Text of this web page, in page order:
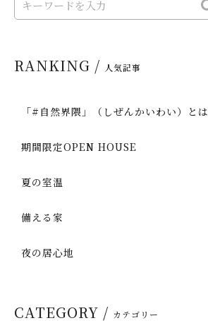
RANKING / 人気記事
「#自然界隈」（しぜんかいわい）とは
期間限定OPEN HOUSE
夏の室温
備える家
夜の居心地
CATEGORY / カテゴリー